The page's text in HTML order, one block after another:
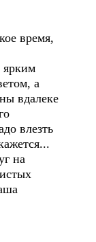
время,
ярким
а
вдалеке
влезть
на